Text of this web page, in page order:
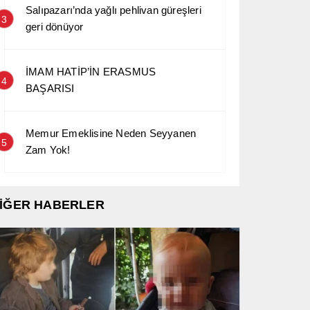
3
Salıpazarı’nda yağlı pehlivan güreşleri
geri dönüyor
4
İMAM HATİP’İN ERASMUS
BAŞARISI
5
Memur Emeklisine Neden Seyyanen
Zam Yok!
HABERLER